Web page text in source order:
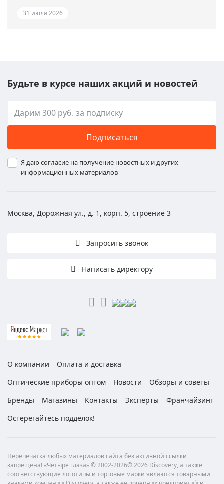
31 июля 2026
Будьте в курсе наших акций и новостей
Подписаться
Я даю согласие на получение новостных и других
информационных материалов
Москва, Дорожная ул., д. 1, корп. 5, строение 3
Запросить звонок
Написать директору
О компании
Оплата и доставка
Оптические приборы оптом
Новости
Обзоры и советы
Бренды
Магазины Контакты Эксперты
Франчайзинг
Остерегайтесь подделок!
Перепечатка любых материалов сайта без активной ссылки
запрещена! «Четыре глаза» © 2002-2026© 2026 Discovery, а также
соответствующие логотипы и торговые марки являются товарными